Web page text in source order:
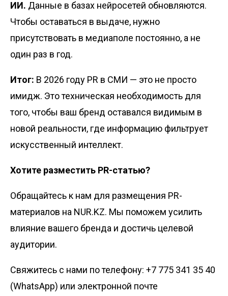
ИИ. Данные в базах нейросетей обновляются.
Чтобы оставаться в выдаче, нужно
присутствовать в медиаполе постоянно, а не
один раз в год.
Итог: В 2026 году PR в СМИ — это не просто
имидж. Это техническая необходимость для
того, чтобы ваш бренд оставался видимым в
новой реальности, где информацию фильтрует
искусственный интеллект.
Хотите разместить PR-статью?
Обращайтесь к нам для размещения PR-
материалов на NUR.KZ. Мы поможем усилить
влияние вашего бренда и достичь целевой
аудитории.
Свяжитесь с нами по телефону: +7 775 341 35 40
(WhatsApp) или электронной почте